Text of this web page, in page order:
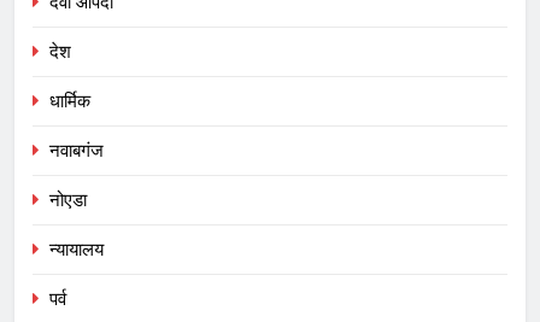
देश
धार्मिक
नवाबगंज
नोएडा
न्यायालय
पर्व